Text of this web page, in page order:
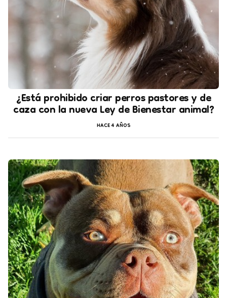
¿Está prohibido criar perros pastores y de
caza con la nueva Ley de Bienestar animal?
HACE 4 AÑOS